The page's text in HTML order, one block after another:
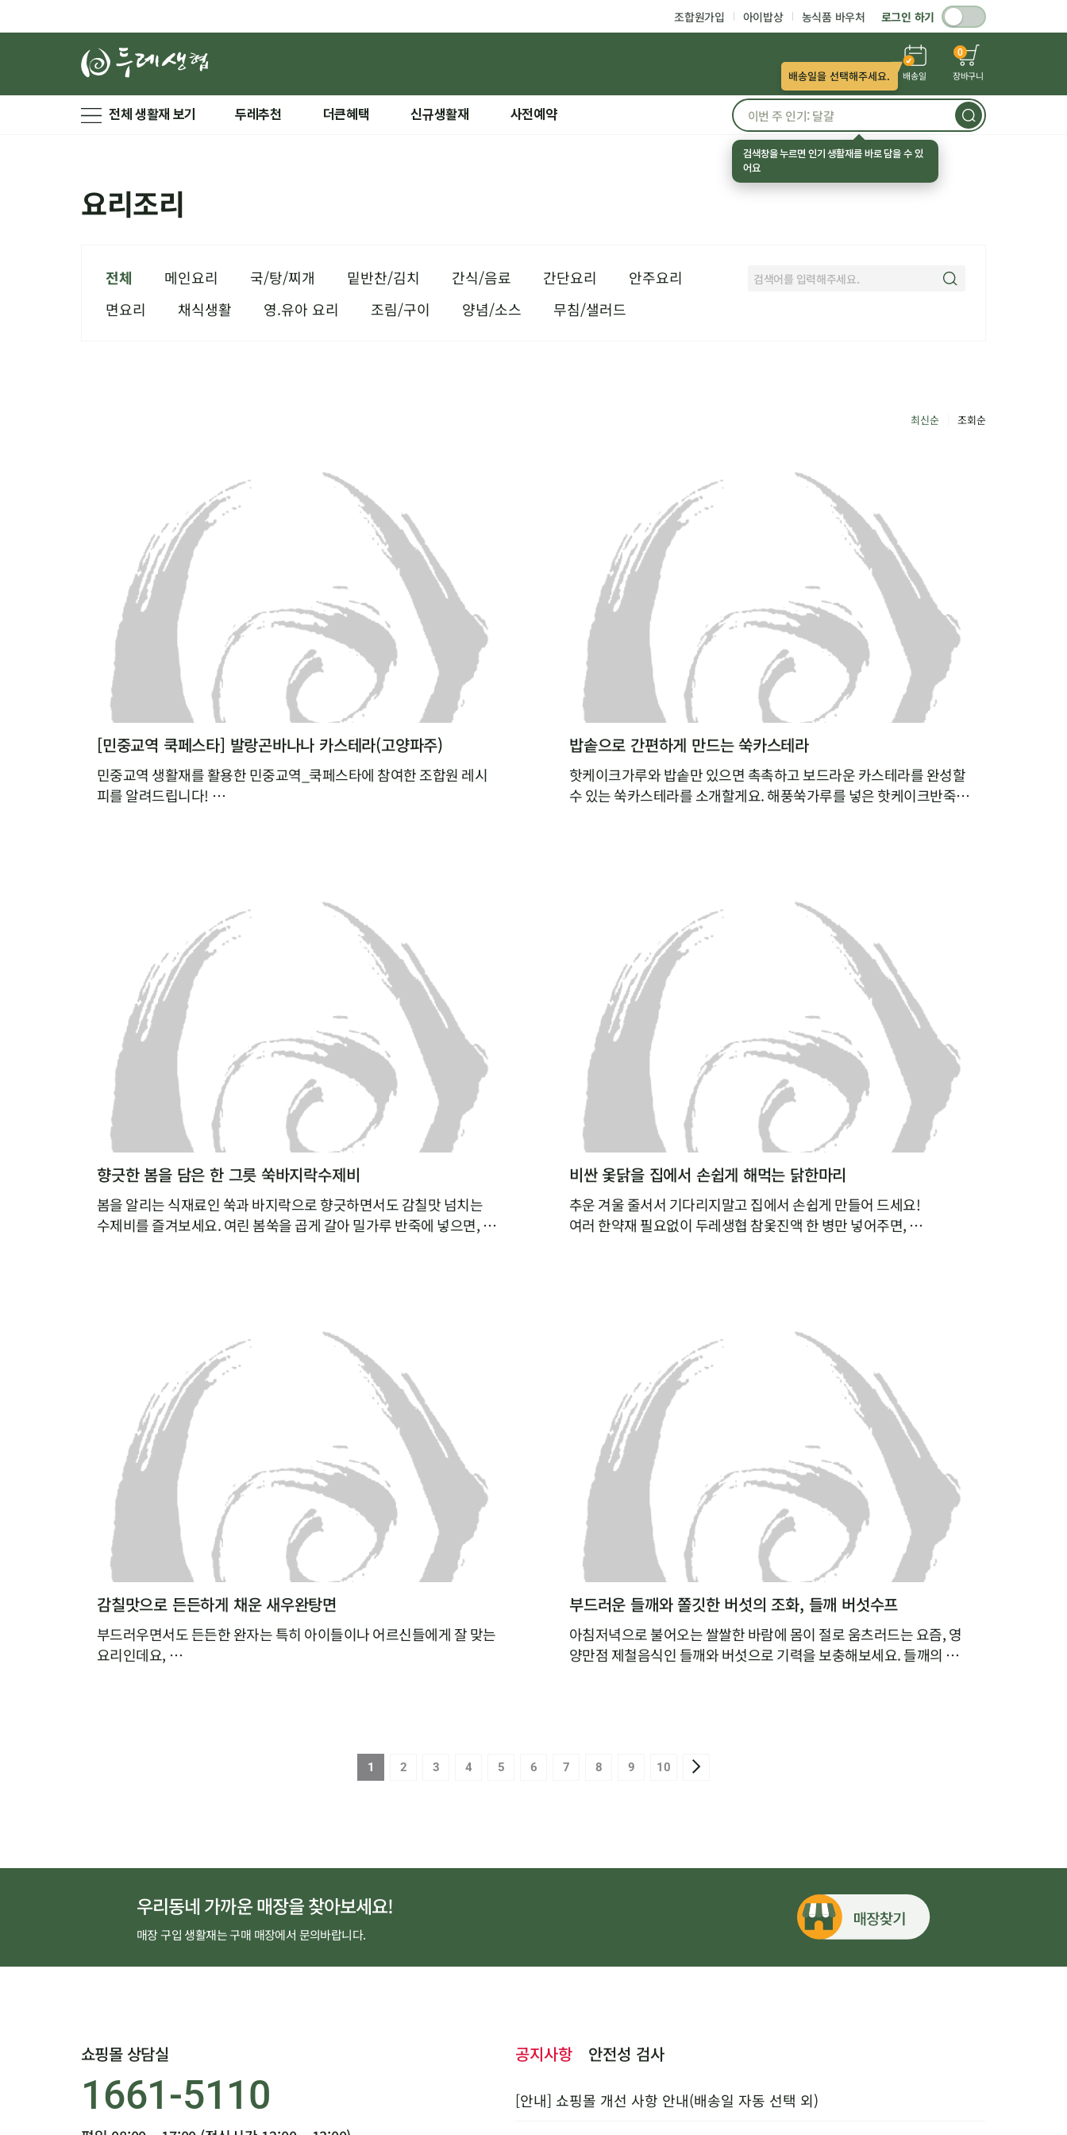
조합원가입 아이밥상 농식품 바우처 로그인 하기
배송일
배송일을 선택해주세요.
0
장바구니
전체 생활재 보기 두레추천 더큰혜택 신규생활재 사전예약
요리조리
전체 메인요리 국/탕/찌개 밑반찬/김치 간식/음료 간단요리
안주요리
면요리
채식생활 영.유아 요리 조림/구이 양념/소스 무침/샐러드
최신순 조회순
[민중교역 쿡페스타] 발랑곤바나나 카스테라(고양파주)
민중교역 생활재를 활용한 민중교역_쿡페스타에 참여한 조합원 레시
피를 알려드립니다!
넘 부드럽고 사랑스럽게 넘어가요!
어린이, 노인, 환자분들도 좋아할 것 같아요.
와~ 너무 부드럽고 달콤한 맛이에요^^
친구야~ 같이 먹자!
베이킹을 했는데도 바나나의 신선한 맛이 그대로여서 좋아요
넘넘 건강한 맛! 단맛이 강하지 않아 좋아요!
밥솥으로 간편하게 만드는 쑥카스테라
핫케이크가루와 밥솥만 있으면 촉촉하고 보드라운 카스테라를 완성할
수 있는 쑥카스테라를 소개할게요. 해풍쑥가루를 넣은 핫케이크반죽을
향긋한 봄을 담은 한 그릇 쑥바지락수제비
봄을 알리는 식재료인 쑥과 바지락으로 향긋하면서도 감칠맛 넘치는
수제비를 즐겨보세요. 여린 봄쑥을 곱게 갈아 밀가루 반죽에 넣으면, 밀
비싼 옻닭을 집에서 손쉽게 해먹는 닭한마리
추운 겨울 줄서서 기다리지말고 집에서 손쉽게 만들어 드세요!
여러 한약재 필요없이 두레생협 참옻진액 한 병만 넣어주면,
감칠맛으로 든든하게 채운 새우완탕면
부드러우면서도 든든한 완자는 특히 아이들이나 어르신들에게 잘 맞는
요리인데요,
특유의 탱글탱글하고 쫀득한 식감과 감칠맛이 살아 있는 새우완탕면이
부드러운 들깨와 쫄깃한 버섯의 조화, 들깨 버섯수프
아침저녁으로 불어오는 쌀쌀한 바람에 몸이 절로 움츠러드는 요즘, 영
양만점 제철음식인 들깨와 버섯으로 기력을 보충해보세요. 들깨의 구
1 2 3 4 5 6 7 8 9 10
우리동네 가까운 매장을 찾아보세요!
매장 구입 생활재는 구매 매장에서 문의바랍니다.
쇼핑몰 상담실
1661-5110
공지사항 안전성 검사
[안내] 쇼핑몰 개선 사항 안내(배송일 자동 선택 외)
검색창을 누르면 인기 생활재를 바로 담을 수 있
어요